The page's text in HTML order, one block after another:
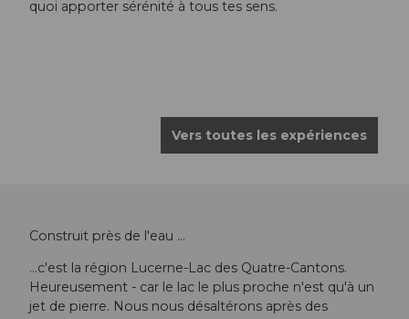
quoi apporter sérénité à tous tes sens.
Vers toutes les expériences
Construit près de l'eau ...
...c'est la région Lucerne-Lac des Quatre-Cantons.
Heureusement - car le lac le plus proche n'est qu'à un
jet de pierre. Nous nous désaltérons après des